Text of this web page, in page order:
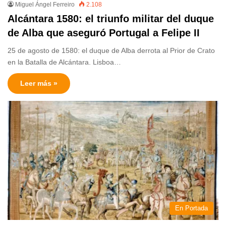
Miguel Ángel Ferreiro 2.108
Alcántara 1580: el triunfo militar del duque
de Alba que aseguró Portugal a Felipe II
25 de agosto de 1580: el duque de Alba derrota al Prior de Crato
en la Batalla de Alcántara. Lisboa…
Leer más »
En Portada